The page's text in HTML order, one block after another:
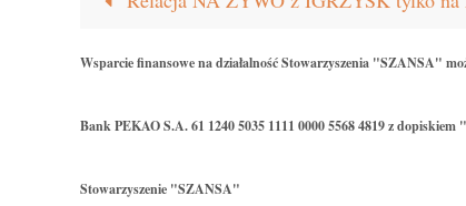
Wsparcie finansowe na działalność Stowarzyszenia "SZANSA"
Bank PEKAO S.A. 61 1240 5035 1111 0000 5568 4819 z
Stowarzyszenie "SZANSA"